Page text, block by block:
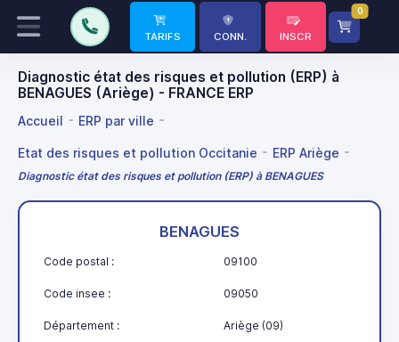
TARIFS CONN. INSCR
0
Diagnostic état des risques et pollution (ERP) à
BENAGUES (Ariège) - FRANCE ERP
Accueil ERP par ville
Etat des risques et pollution Occitanie ERP Ariège
Diagnostic état des risques et pollution (ERP) à BENAGUES
BENAGUES
Code postal : 09100
Code insee : 09050
Département : Ariège (09)